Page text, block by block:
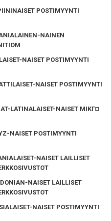
POSTIMYYNTI
NAINEN
NAISET POSTIMYYNTI
NAISET POSTIMYYNTI
LATINALAISET-NAISET MIKГ¤
NAISET POSTIMYYNTI
NAISET LAILLISET
NAISET LAILLISET
NAISET POSTIMYYNTI